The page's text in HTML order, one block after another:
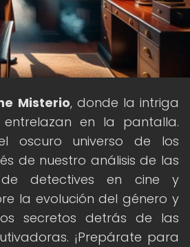
Misterio, donde la intriga
en la pantalla.
oscuro universo de los
de nuestro análisis de las
de detectives en cine y
la evolución del género y
secretos detrás de las
¡Prepárate para